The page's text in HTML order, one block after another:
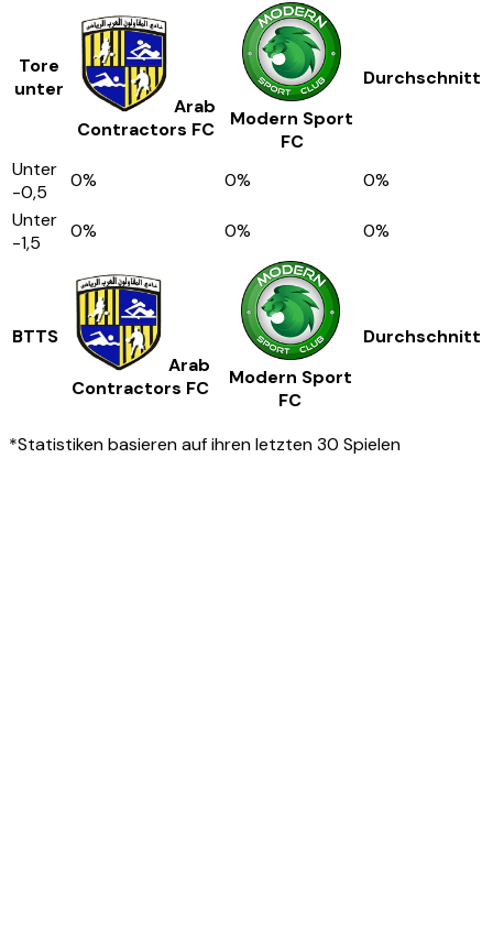
Tore
unter
Arab
Contractors FC
Modern Sport
FC
Durchschnitt
Unter
-0,5
0% 0% 0%
Unter
-1,5
0% 0% 0%
BTTS
Arab
Contractors FC
Modern Sport
FC
Durchschnitt
*Statistiken basieren auf ihren letzten 30 Spielen